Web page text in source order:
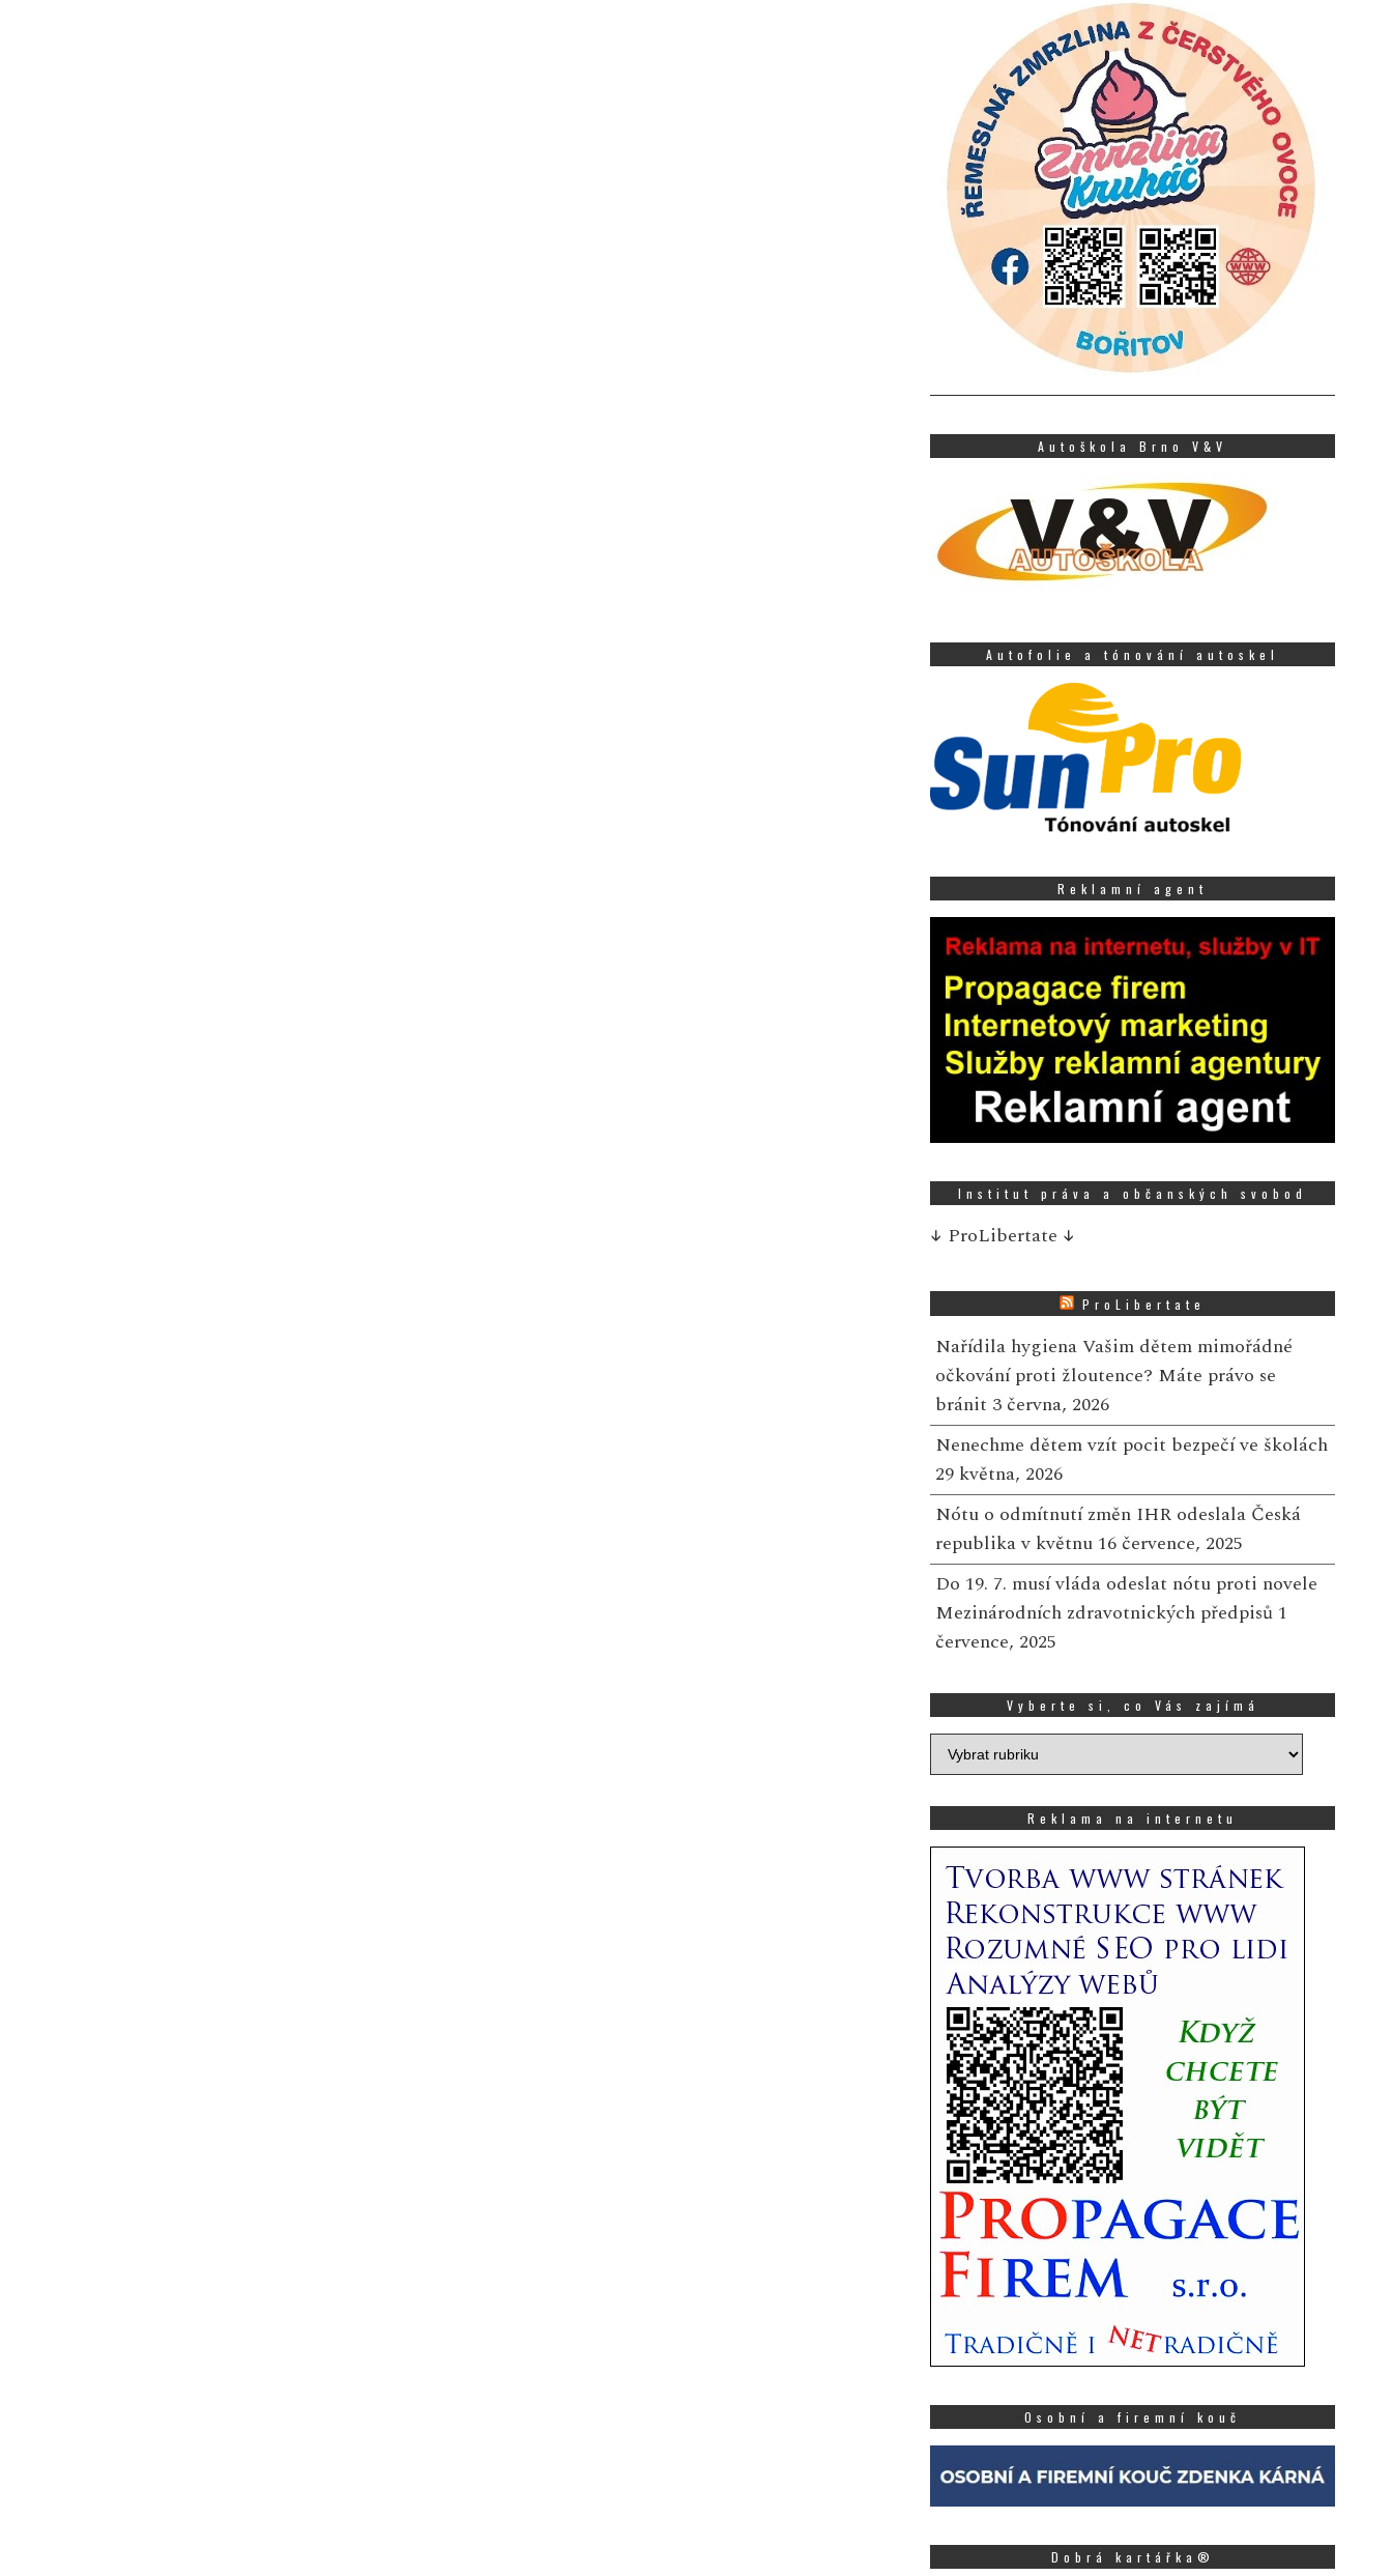
Autoškola Brno V&V
Autofolie a tónování autoskel
Reklamní agent
Institut práva a občanských svobod
↓ ProLibertate ↓
ProLibertate
Nařídila hygiena Vašim dětem mimořádné
očkování proti žloutence? Máte právo se
bránit 3 června, 2026
Nenechme dětem vzít pocit bezpečí ve školách
29 května, 2026
Nótu o odmítnutí změn IHR odeslala Česká
republika v květnu 16 července, 2025
Do 19. 7. musí vláda odeslat nótu proti novele
Mezinárodních zdravotnických předpisů 1
července, 2025
Vyberte si, co Vás zajímá
Vyberte
si,
zajímá
Reklama na internetu
Osobní a firemní kouč
Dobrá kartářka®